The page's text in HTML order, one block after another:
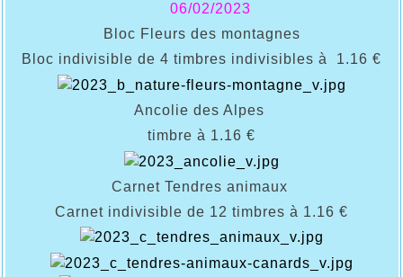
06/02/2023
Bloc Fleurs des montagnes
Bloc indivisible de 4 timbres indivisibles à 1.16 €
Ancolie des Alpes
timbre à 1.16 €
Carnet Tendres animaux
Carnet indivisible de 12 timbres à 1.16 €